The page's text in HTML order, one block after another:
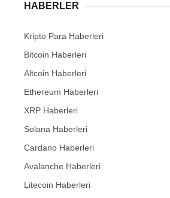
HABERLER
Kripto Para Haberleri
Bitcoin Haberleri
Altcoin Haberleri
Ethereum Haberleri
XRP Haberleri
Solana Haberleri
Cardano Haberleri
Avalanche Haberleri
Litecoin Haberleri